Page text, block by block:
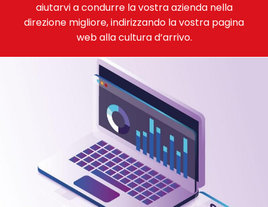
aiutarvi a condurre la vostra azienda nella
direzione migliore, indirizzando la vostra pagina
web alla cultura d’arrivo.